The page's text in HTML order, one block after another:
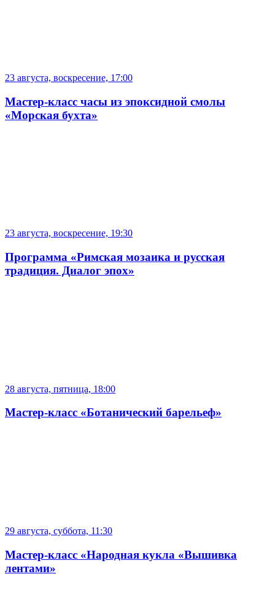
23 августа, воскресение, 17:00
Мастер-класс часы из эпоксидной смолы
«Морская бухта»
23 августа, воскресение, 19:30
Программа «Римская мозаика и русская
традиция. Диалог эпох»
28 августа, пятница, 18:00
Мастер-класс «Ботанический барельеф»
29 августа, суббота, 11:30
Мастер-класс «Народная кукла «Вышивка
лентами»